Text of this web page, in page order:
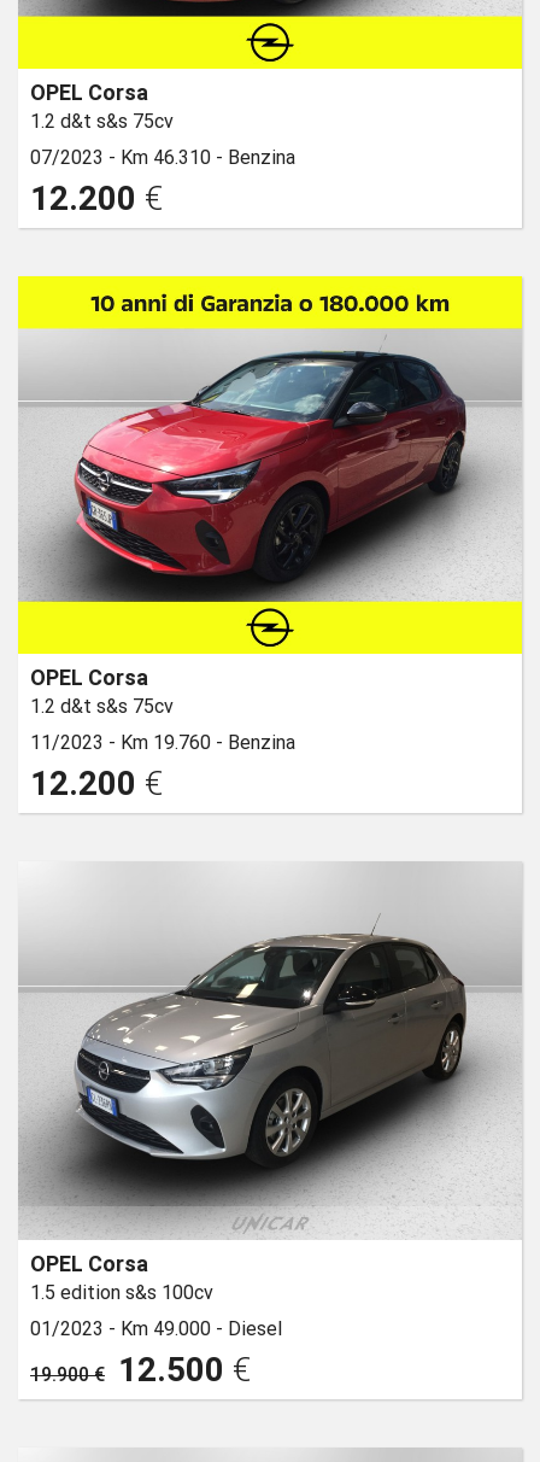
OPEL Corsa
1.2 d&t s&s 75cv
07/2023 - Km 46.310 - Benzina
12.200 €
OPEL Corsa
1.2 d&t s&s 75cv
11/2023 - Km 19.760 - Benzina
12.200 €
OPEL Corsa
1.5 edition s&s 100cv
01/2023 - Km 49.000 - Diesel
19.900 €
12.500 €